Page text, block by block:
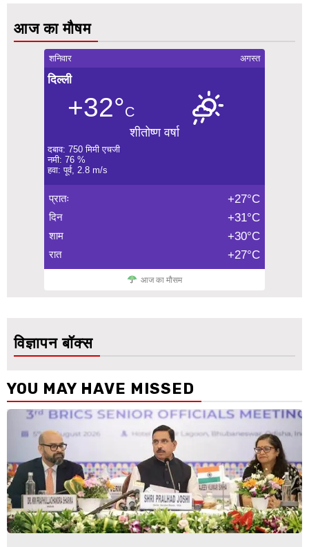
आज का मौषम
शनिवार अगस्त
दिल्ली
+32°C
शीतोष्ण वर्षा
दबाव: 750 मिमी एचजी
नमी: 76 %
हवा: पूर्व, 2.8 m/s
प्रातः +27°C
दिन +31°C
शाम +30°C
रात +27°C
आज का मौसम
विज्ञापन बॉक्स
YOU MAY HAVE MISSED